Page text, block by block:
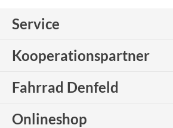
Service
Kooperationspartner
Fahrrad Denfeld
Onlineshop